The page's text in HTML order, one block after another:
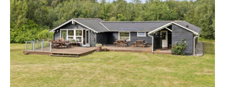
Tversted,
9881
Bindslev